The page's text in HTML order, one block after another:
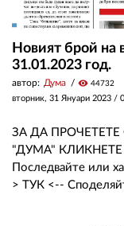
Новият брой
31.01.2023 год.
автор: Дума visibility 44732
вторник, 31 Януари 2023 /
ЗА ДА
"ДУМА"
Последвайте или
> ТУК <--